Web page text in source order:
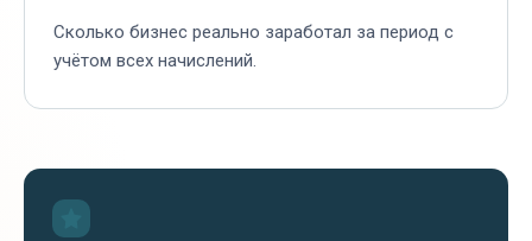
Сколько бизнес реально заработал за период с
учётом всех начислений.